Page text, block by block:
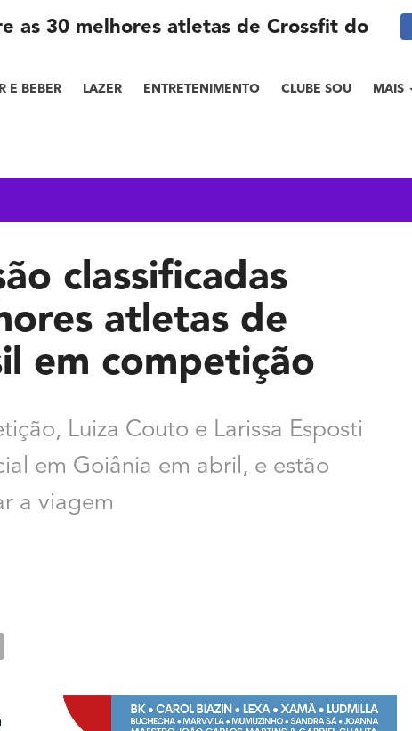
E BEBER LAZER ENTRETENIMENTO CLUBE SOU MAIS
as 30 melhores atletas de Crossfit do
classificadas
atletas de
em competição
Luiza Couto e Larissa Esposti
em Goiânia em abril, e estão
a viagem